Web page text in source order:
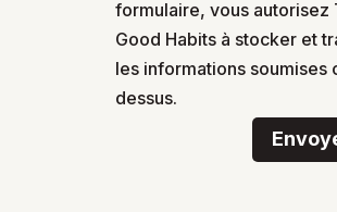
formulaire, vous autorisez
Good Habits à stocker et
les informations soumises
dessus.